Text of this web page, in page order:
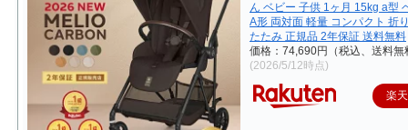
ん ベビー 子供 1ヶ月 15kg a型
A形 両対面 軽量 コンパクト 折
たたみ 正規品 2年保証 送料無料
価格：74,690円（税込、送料無
(2026/5/12時点)
楽